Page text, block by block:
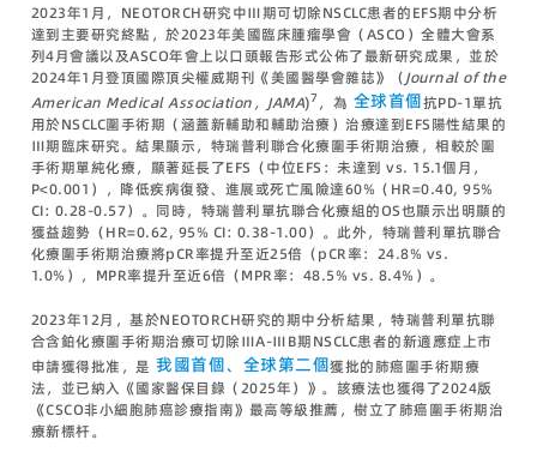
2023年1月，NEOTORCH研究中Ⅲ期可切除NSCLC患者的EFS期中分析
達到主要研究終點，於2023年美國臨床腫瘤學會（ASCO）全體大會系
列4月會議以及ASCO年會上以口頭報告形式公佈了最新研究成果，並於
2024年1月登頂國際頂尖權威期刊《美國醫學會雜誌》（Journal of the
American Medical Association，JAMA)7 ，為 全球首個抗PD-1單抗
用於NSCLC圍手術期（涵蓋新輔助和輔助治療）治療達到EFS陽性結果的
Ⅲ期臨床研究。結果顯示，特瑞普利聯合化療圍手術期治療，相較於圍
手術期單純化療，顯著延長了EFS（中位EFS：未達到 vs. 15.1個月，
P<0.001），降低疾病復發、進展或死亡風險達60%（HR=0.40, 95%
CI: 0.28-0.57）。同時，特瑞普利單抗聯合化療組的OS也顯示出明顯的
獲益趨勢（HR=0.62, 95% CI: 0.38-1.00）。此外，特瑞普利單抗聯合
化療圍手術期治療將pCR率提升至近25倍（pCR率：24.8% vs.
1.0%），MPR率提升至近6倍（MPR率：48.5% vs. 8.4%）。
2023年12月，基於NEOTORCH研究的期中分析結果，特瑞普利單抗聯
合含鉑化療圍手術期治療可切除ⅢA-ⅢB期NSCLC患者的新適應症上市
申請獲得批准，是 我國首個、全球第二個獲批的肺癌圍手術期療
法，並已納入《國家醫保目錄（2025年）》。該療法也獲得了2024版
《CSCO非小細胞肺癌診療指南》最高等級推薦，樹立了肺癌圍手術期治
療新標杆。